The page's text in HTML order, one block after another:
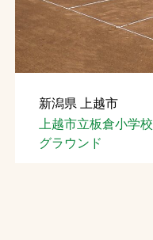
新潟県 上越市
上越市立板倉小学校
グラウンド